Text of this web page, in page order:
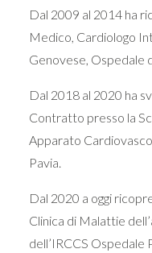
Dal 2009 al 2014 ha
Medico, Cardiologo
Genovese, Ospedale
Dal 2018 al 2020 ha
Contratto presso la
Apparato
Pavia.
Dal 2020 a oggi
Clinica di Malattie
dell’IRCCS Ospedale